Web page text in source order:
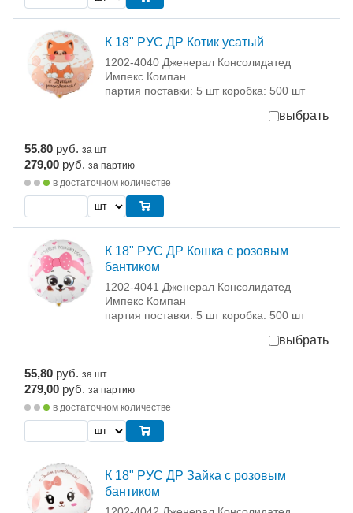
К 18" РУС ДР Котик усатый
1202-4040 Дженерал Консолидатед
Импекс Компан
партия поставки: 5 шт коробка: 500 шт
выбрать
55,80 руб. за шт
279,00 руб. за партию
в достаточном количестве
К 18" РУС ДР Кошка с розовым
бантиком
1202-4041 Дженерал Консолидатед
Импекс Компан
партия поставки: 5 шт коробка: 500 шт
выбрать
55,80 руб. за шт
279,00 руб. за партию
в достаточном количестве
К 18" РУС ДР Зайка с розовым
бантиком